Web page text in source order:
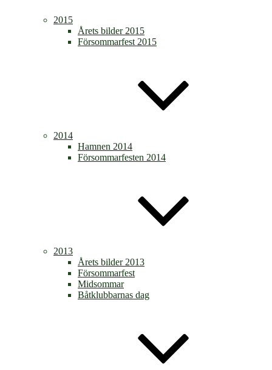
2015
Årets bilder 2015
Försommarfest 2015
2014
Hamnen 2014
Försommarfesten 2014
2013
Årets bilder 2013
Försommarfest
Midsommar
Båtklubbarnas dag